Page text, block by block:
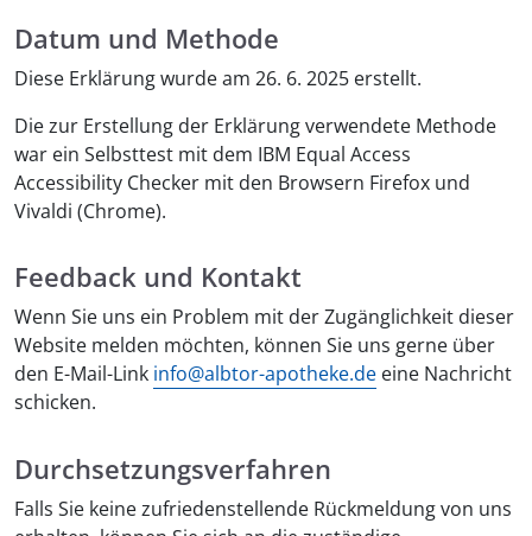
Datum und Methode
Diese Erklärung wurde am 26. 6. 2025 erstellt.
Die zur Erstellung der Erklärung verwendete Methode
war ein Selbsttest mit dem IBM Equal Access
Accessibility Checker mit den Browsern Firefox und
Vivaldi (Chrome).
Feedback und Kontakt
Wenn Sie uns ein Problem mit der Zugänglichkeit dieser
Website melden möchten, können Sie uns gerne über
den E-Mail-Link info@albtor-apotheke.de eine Nachricht
schicken.
Durchsetzungsverfahren
Falls Sie keine zufriedenstellende Rückmeldung von uns